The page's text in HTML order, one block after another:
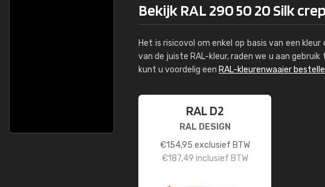
Bekijk RAL 290 50 20 Silk
Het is risicovol om enkel op basis van een
van de juiste RAL-kleur, raden we u aan
kunt u voordelig een RAL-kleurenwaaier
RAL D2
RAL DESIGN
€154,95 exclusief BTW
€187,49 inclusief BTW